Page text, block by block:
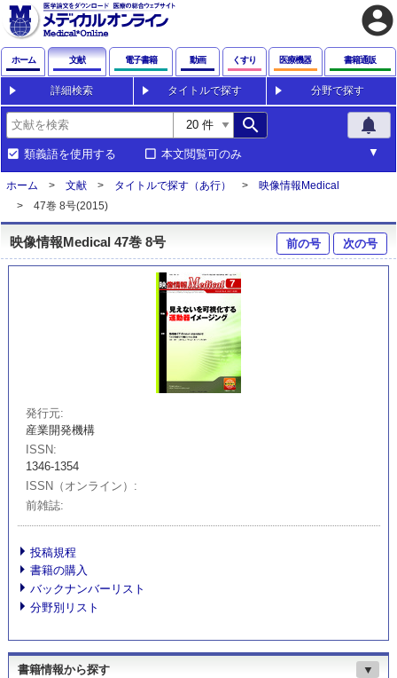
account_circle
ホーム 文献 電子書籍 動画 くすり 医療機器 書籍通販
詳細検索 タイトルで探す 分野で探す
search notifications
類義語を使用する 本文閲覧可のみ
ホーム 文献 タイトルで探す（あ行）
映像情報Medical
47巻 8号(2015)
映像情報Medical 47巻 8号 前の号 次の号
発行元
産業開発機構
ISSN
1346-1354
ISSN（オンライン）
前雑誌
投稿規程
書籍の購入
バックナンバーリスト
分野別リスト
書籍情報から探す ▼